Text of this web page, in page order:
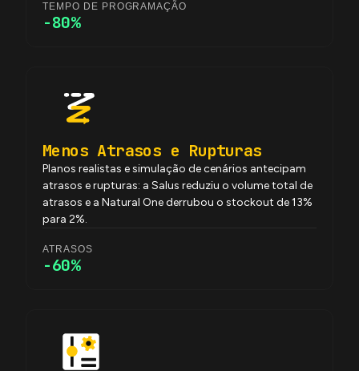
TEMPO DE PROGRAMAÇÃO
-80%
Menos Atrasos e Rupturas
Planos realistas e simulação de cenários antecipam
atrasos e rupturas: a Salus reduziu o volume total de
atrasos e a Natural One derrubou o stockout de 13%
para 2%.
ATRASOS
-60%